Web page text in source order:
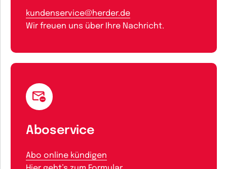
kundenservice@herder.de
Wir freuen uns über Ihre Nachricht.
Aboservice
Abo online kündigen